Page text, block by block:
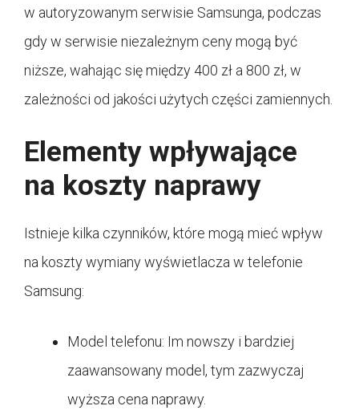
w autoryzowanym serwisie Samsunga, podczas
gdy w serwisie niezależnym ceny mogą być
niższe, wahając się między 400 zł a 800 zł, w
zależności od jakości użytych części zamiennych.
Elementy wpływające
na koszty naprawy
Istnieje kilka czynników, które mogą mieć wpływ
na koszty wymiany wyświetlacza w telefonie
Samsung:
Model telefonu: Im nowszy i bardziej
zaawansowany model, tym zazwyczaj
wyższa cena naprawy.